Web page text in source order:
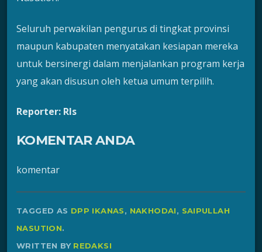
Seluruh perwakilan pengurus di tingkat provinsi
maupun kabupaten menyatakan kesiapan mereka
untuk bersinergi dalam menjalankan program kerja
yang akan disusun oleh ketua umum terpilih.
Reporter: Rls
KOMENTAR ANDA
komentar
TAGGED AS DPP IKANAS, NAKHODAI, SAIPULLAH
NASUTION.
WRITTEN BY REDAKSI